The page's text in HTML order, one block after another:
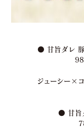
● 甘旨ダレ 豚
9
ジューシー×
● 甘旨